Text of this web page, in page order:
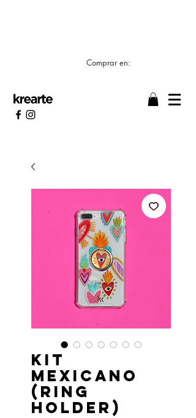
Comprar en:
Kit
Mexicano
(Ring
Holder)